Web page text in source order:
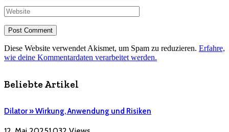
Diese Website verwendet Akismet, um Spam zu reduzieren. Erfahre,
wie deine Kommentardaten verarbeitet werden.
Beliebte Artikel
Dilator » Wirkung, Anwendung und Risiken